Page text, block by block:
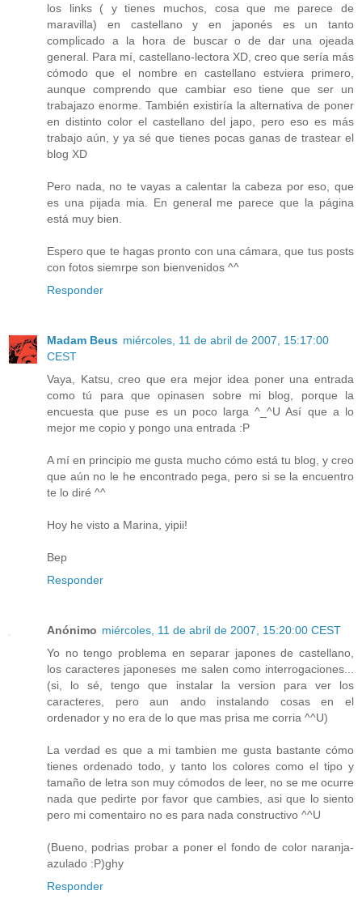
los links ( y tienes muchos, cosa que me parece de
maravilla) en castellano y en japonés es un tanto
complicado a la hora de buscar o de dar una ojeada
general. Para mí, castellano-lectora XD, creo que sería más
cómodo que el nombre en castellano estviera primero,
aunque comprendo que cambiar eso tiene que ser un
trabajazo enorme. También existiría la alternativa de poner
en distinto color el castellano del japo, pero eso es más
trabajo aún, y ya sé que tienes pocas ganas de trastear el
blog XD
Pero nada, no te vayas a calentar la cabeza por eso, que
es una pijada mia. En general me parece que la página
está muy bien.
Espero que te hagas pronto con una cámara, que tus posts
con fotos siemrpe son bienvenidos ^^
Responder
Madam Beus miércoles, 11 de abril de 2007, 15:17:00
CEST
Vaya, Katsu, creo que era mejor idea poner una entrada
como tú para que opinasen sobre mi blog, porque la
encuesta que puse es un poco larga ^_^U Así que a lo
mejor me copio y pongo una entrada :P
A mí en principio me gusta mucho cómo está tu blog, y creo
que aún no le he encontrado pega, pero si se la encuentro
te lo diré ^^
Hoy he visto a Marina, yipii!
Bep
Responder
Anónimo miércoles, 11 de abril de 2007, 15:20:00 CEST
Yo no tengo problema en separar japones de castellano,
los caracteres japoneses me salen como interrogaciones...
(si, lo sé, tengo que instalar la version para ver los
caracteres, pero aun ando instalando cosas en el
ordenador y no era de lo que mas prisa me corria ^^U)
La verdad es que a mi tambien me gusta bastante cómo
tienes ordenado todo, y tanto los colores como el tipo y
tamaño de letra son muy cómodos de leer, no se me ocurre
nada que pedirte por favor que cambies, asi que lo siento
pero mi comentairo no es para nada constructivo ^^U
(Bueno, podrias probar a poner el fondo de color naranja-
azulado :P)ghy
Responder